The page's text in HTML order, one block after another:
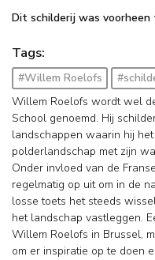
Dit schilderij was voorheen
Tags:
#Willem Roelofs
Willem Roelofs wordt wel
School genoemd. Hij
landschappen waarin hij
polderlandschap met zijn
Onder invloed van de
regelmatig op uit om in de
losse toets het steeds
het landschap vastleggen.
Willem Roelofs in Brussel,
om er inspiratie op te doen